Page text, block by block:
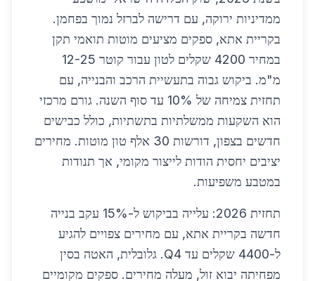
ממדיניות ירוקה, עם דרישה לברזל נמוך בפחמן.
בקריית אתא, ספקים מציעים מוטות תואמי תקן
במחיר 4200 שקלים לטון עבור קוטר 12-25
מ"מ. ביקוש גבוה בתעשיית הרכב והבנייה, עם
תחזית צמיחה של 10% עד סוף השנה. גורם מרכזי
הוא השקעות ממשלתיות בתשתיות, כולל כבישים
חדשים בצפון, דורשות 30 אלף טון מוטות. מחירים
יציבים יחסית הודות לייצור מקומי, אך תנודות
במטבע משפיעות.
תחזית 2026: עלייה בביקוש ל-15% עקב בנייה
חדשה בקריית אתא, עם מחירים צפויים להגיע
ל-4400 שקלים עד Q4. גלובלית, האטה בסין
מפחיתה יבוא זול, מעלה מחירים. ספקים מקומיים